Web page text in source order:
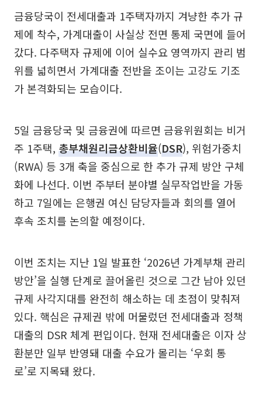
금융당국이 전세대출과 1주택자까지 겨냥한 추가 규
제에 착수, 가계대출이 사실상 전면 통제 국면에 들어
갔다. 다주택자 규제에 이어 실수요 영역까지 관리 범
위를 넓히면서 가계대출 전반을 조이는 고강도 기조
가 본격화되는 모습이다.
5일 금융당국 및 금융권에 따르면 금융위원회는 비거
주 1주택, 총부채원리금상환비율(DSR), 위험가중치
(RWA) 등 3개 축을 중심으로 한 추가 규제 방안 구체
화에 나선다. 이번 주부터 분야별 실무작업반을 가동
하고 7일에는 은행권 여신 담당자들과 회의를 열어
후속 조치를 논의할 예정이다.
이번 조치는 지난 1일 발표한 ‘2026년 가계부채 관리
방안’을 실행 단계로 끌어올린 것으로 그간 남아 있던
규제 사각지대를 완전히 해소하는 데 초점이 맞춰져
있다. 핵심은 규제권 밖에 머물렀던 전세대출과 정책
대출의 DSR 체계 편입이다. 현재 전세대출은 이자 상
환분만 일부 반영돼 대출 수요가 몰리는 ‘우회 통
로’로 지목돼 왔다.